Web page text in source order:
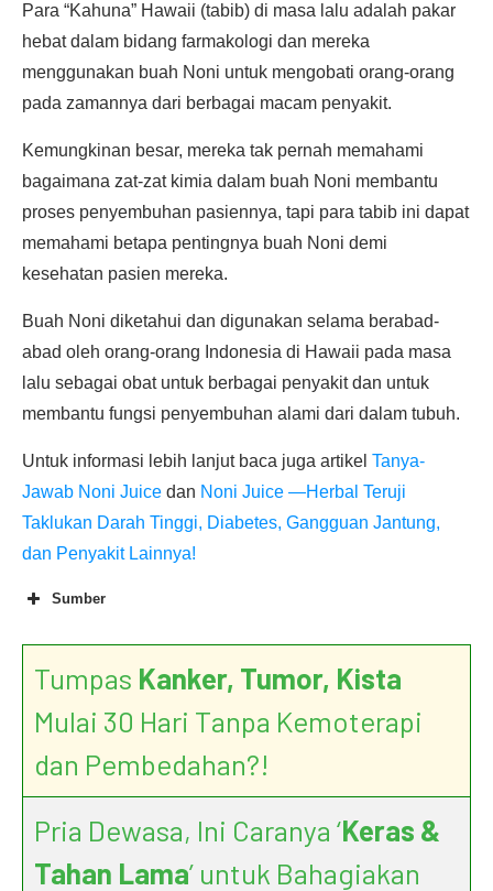
Para “Kahuna” Hawaii (tabib) di masa lalu adalah pakar
hebat dalam bidang farmakologi dan mereka
menggunakan buah Noni untuk mengobati orang-orang
pada zamannya dari berbagai macam penyakit.
Kemungkinan besar, mereka tak pernah memahami
bagaimana zat-zat kimia dalam buah Noni membantu
proses penyembuhan pasiennya, tapi para tabib ini dapat
memahami betapa pentingnya buah Noni demi
kesehatan pasien mereka.
Buah Noni diketahui dan digunakan selama berabad-
abad oleh orang-orang Indonesia di Hawaii pada masa
lalu sebagai obat untuk berbagai penyakit dan untuk
membantu fungsi penyembuhan alami dari dalam tubuh.
Untuk informasi lebih lanjut baca juga artikel Tanya-
Jawab Noni Juice dan Noni Juice —Herbal Teruji
Taklukan Darah Tinggi, Diabetes, Gangguan Jantung,
dan Penyakit Lainnya!
Sumber
Tumpas Kanker, Tumor, Kista
Mulai 30 Hari Tanpa Kemoterapi
dan Pembedahan?!
Pria Dewasa, Ini Caranya ‘Keras &
Tahan Lama’ untuk Bahagiakan